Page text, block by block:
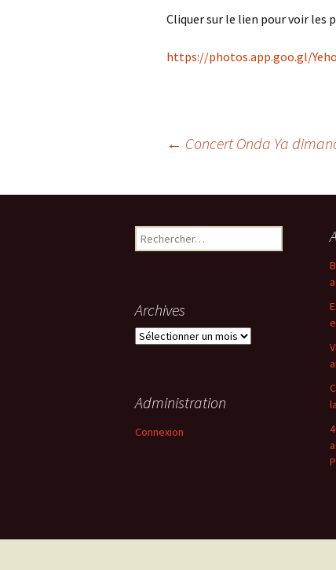
Cliquer sur le lien pour voir les
https://photos.app.goo.gl/
Navigation
des
articles
← Concert Onda Ya
Rechercher :
Archives
Archives
Administration
Connexion